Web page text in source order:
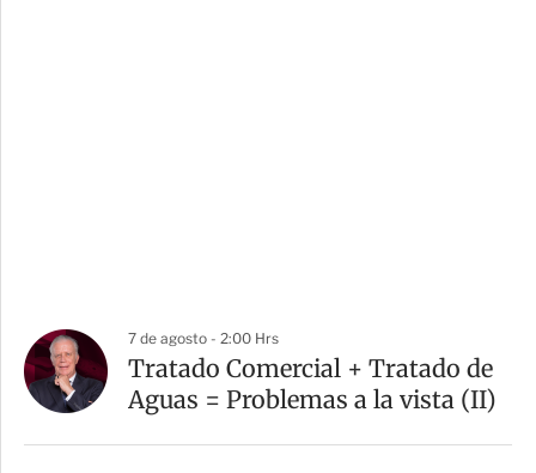
7 de agosto - 2:00 Hrs
Tratado Comercial + Tratado de
Aguas = Problemas a la vista (II)